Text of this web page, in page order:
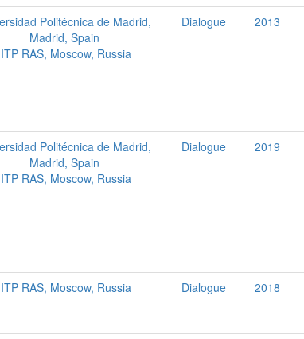
Politécnica de Madrid,
Madrid, Spain
RAS, Moscow, Russia
Dialogue 2013
Politécnica de Madrid,
Madrid, Spain
RAS, Moscow, Russia
Dialogue 2019
RAS, Moscow, Russia Dialogue 2018